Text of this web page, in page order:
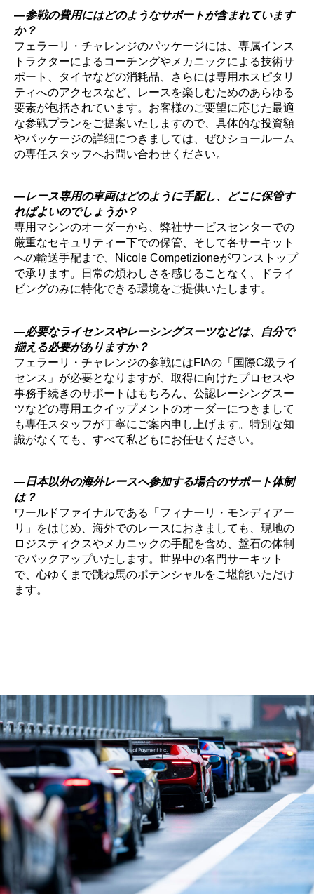
―参戦の費用にはどのようなサポートが含まれています
か？
フェラーリ・チャレンジのパッケージには、専属インス
トラクターによるコーチングやメカニックによる技術サ
ポート、タイヤなどの消耗品、さらには専用ホスピタリ
ティへのアクセスなど、レースを楽しむためのあらゆる
要素が包括されています。お客様のご要望に応じた最適
な参戦プランをご提案いたしますので、具体的な投資額
やパッケージの詳細につきましては、ぜひショールーム
の専任スタッフへお問い合わせください。
―レース専用の車両はどのように手配し、どこに保管す
ればよいのでしょうか？
専用マシンのオーダーから、弊社サービスセンターでの
厳重なセキュリティー下での保管、そして各サーキット
への輸送手配まで、Nicole Competizioneがワンストップ
で承ります。日常の煩わしさを感じることなく、ドライ
ビングのみに特化できる環境をご提供いたします。
―必要なライセンスやレーシングスーツなどは、自分で
揃える必要がありますか？
フェラーリ・チャレンジの参戦にはFIAの「国際C級ライ
センス」が必要となりますが、取得に向けたプロセスや
事務手続きのサポートはもちろん、公認レーシングスー
ツなどの専用エクイップメントのオーダーにつきまして
も専任スタッフが丁寧にご案内申し上げます。特別な知
識がなくても、すべて私どもにお任せください。
―日本以外の海外レースへ参加する場合のサポート体制
は？
ワールドファイナルである「フィナーリ・モンディアー
リ」をはじめ、海外でのレースにおきましても、現地の
ロジスティクスやメカニックの手配を含め、盤石の体制
でバックアップいたします。世界中の名門サーキット
で、心ゆくまで跳ね馬のポテンシャルをご堪能いただけ
ます。